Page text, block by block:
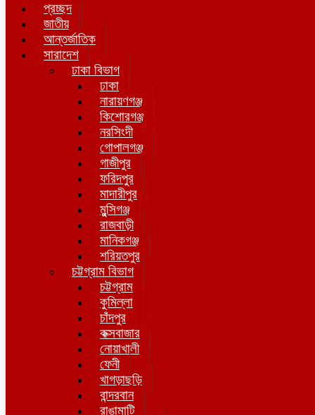
প্রচ্ছদ
জাতীয়
আন্তর্জাতিক
সারাদেশ
ঢাকা বিভাগ
ঢাকা
নারায়ণগঞ্জ
কিশোরগঞ্জ
নরসিংদী
গোপালগঞ্জ
গাজীপুর
ফরিদপুর
মাদারীপুর
মুন্সিগঞ্জ
রাজবাড়ী
মানিকগঞ্জ
শরিয়তপুর
চট্টগ্রাম বিভাগ
চট্টগ্রাম
কুমিল্লা
চাঁদপুর
কক্সবাজার
নোয়াখালী
ফেনী
খাগড়াছড়ি
বান্দরবান
রাঙামাটি